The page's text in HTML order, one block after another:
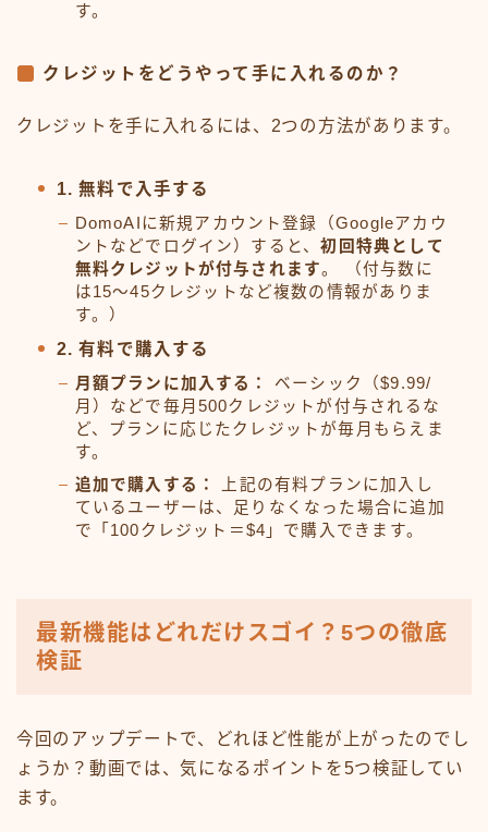
す。
クレジットをどうやって手に入れるのか？
クレジットを手に入れるには、2つの方法があります。
1. 無料で入手する
DomoAIに新規アカウント登録（Googleアカウ
ントなどでログイン）すると、初回特典として
無料クレジットが付与されます。 （付与数に
は15〜45クレジットなど複数の情報がありま
す。）
2. 有料で購入する
月額プランに加入する：
ベーシック（$9.99/
月）などで毎月500クレジットが付与されるな
ど、プランに応じたクレジットが毎月もらえま
す。
追加で購入する：
上記の有料プランに加入し
ているユーザーは、足りなくなった場合に追加
で「100クレジット＝$4」で購入できます。
最新機能はどれだけスゴイ？5つの徹底
検証
今回のアップデートで、どれほど性能が上がったのでし
ょうか？動画では、気になるポイントを5つ検証してい
ます。